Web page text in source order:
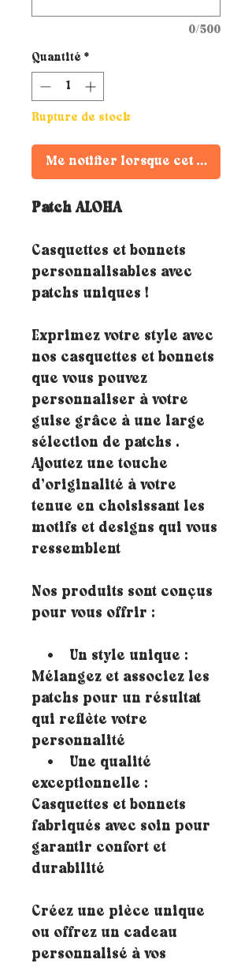
0/500
Quantité *
Rupture de stock
Me notifier lorsque cet article
Patch ALOHA
Casquettes et bonnets
personnalisables avec
patchs uniques !
Exprimez votre style avec
nos casquettes et bonnets
que vous pouvez
personnaliser à votre
guise grâce à une large
sélection de patchs .
Ajoutez une touche
d’originalité à votre
tenue en choisissant les
motifs et designs qui vous
ressemblent
Nos produits sont conçus
pour vous offrir :
• Un style unique :
Mélangez et associez les
patchs pour un résultat
qui reflète votre
personnalité
• Une qualité
exceptionnelle :
Casquettes et bonnets
fabriqués avec soin pour
garantir confort et
durabilité
Créez une pièce unique
ou offrez un cadeau
personnalisé à vos